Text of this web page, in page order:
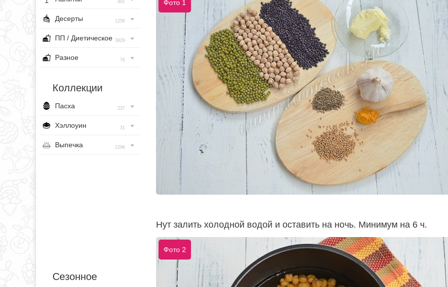
491
Десерты 1256
ПП / Диетическое 3929
Разное 76
Коллекции
Пасха 237
Хэллоуин 31
Выпечка 1296
Сезонное
Фото 1
Нут залить холодной водой и оставить на ночь. Минимум на 6 ч.
Фото 2